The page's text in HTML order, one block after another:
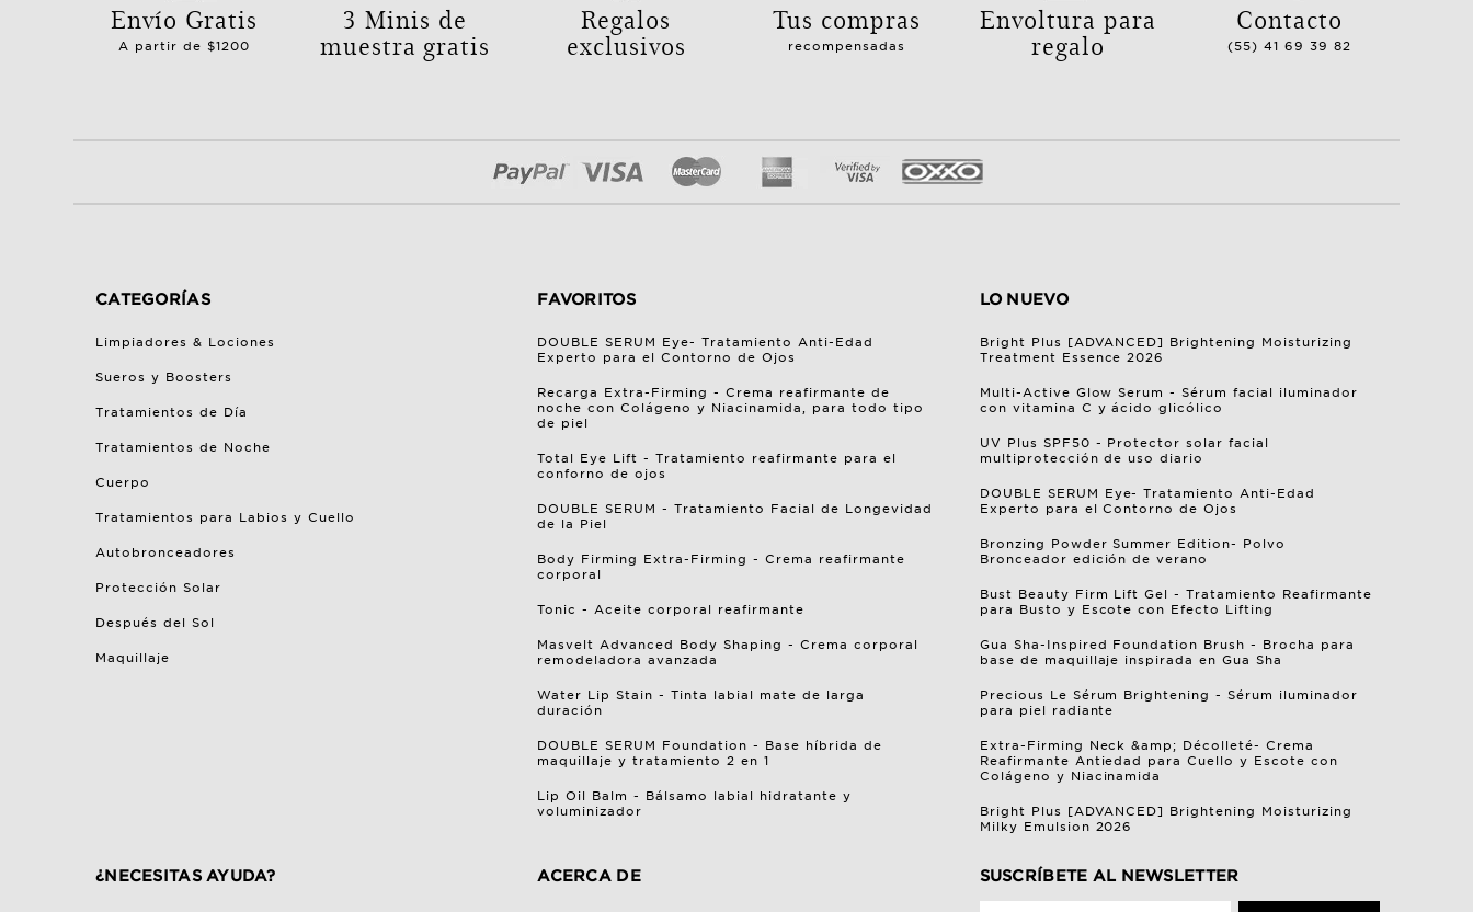
Envío Gratis
A partir de $1200
3 Minis de
muestra gratis
Regalos
exclusivos
Tus compras
recompensadas
Envoltura para
regalo
Contacto
(55) 41 69 39 82
CATEGORÍAS
Limpiadores & Lociones
Sueros y Boosters
Tratamientos de Día
Tratamientos de Noche
Cuerpo
Tratamientos para Labios y Cuello
Autobronceadores
Protección Solar
Después del Sol
Maquillaje
FAVORITOS
DOUBLE SERUM Eye- Tratamiento Anti-Edad
Experto para el Contorno de Ojos
Recarga Extra-Firming - Crema reafirmante de
noche con Colágeno y Niacinamida, para todo tipo
de piel
Total Eye Lift - Tratamiento reafirmante para el
conforno de ojos
DOUBLE SERUM - Tratamiento Facial de Longevidad
de la Piel
Body Firming Extra-Firming - Crema reafirmante
corporal
Tonic - Aceite corporal reafirmante
Masvelt Advanced Body Shaping - Crema corporal
remodeladora avanzada
Water Lip Stain - Tinta labial mate de larga
duración
DOUBLE SERUM Foundation - Base híbrida de
maquillaje y tratamiento 2 en 1
Lip Oil Balm - Bálsamo labial hidratante y
voluminizador
LO NUEVO
Bright Plus [ADVANCED] Brightening Moisturizing
Treatment Essence 2026
Multi-Active Glow Serum - Sérum facial iluminador
con vitamina C y ácido glicólico
UV Plus SPF50 - Protector solar facial
multiprotección de uso diario
DOUBLE SERUM Eye- Tratamiento Anti-Edad
Experto para el Contorno de Ojos
Bronzing Powder Summer Edition- Polvo
Bronceador edición de verano
Bust Beauty Firm Lift Gel - Tratamiento Reafirmante
para Busto y Escote con Efecto Lifting
Gua Sha-Inspired Foundation Brush - Brocha para
base de maquillaje inspirada en Gua Sha
Precious Le Sérum Brightening - Sérum iluminador
para piel radiante
Extra-Firming Neck &amp; Décolleté- Crema
Reafirmante Antiedad para Cuello y Escote con
Colágeno y Niacinamida
Bright Plus [ADVANCED] Brightening Moisturizing
Milky Emulsion 2026
¿NECESITAS AYUDA? ACERCA DE SUSCRÍBETE AL NEWSLETTER